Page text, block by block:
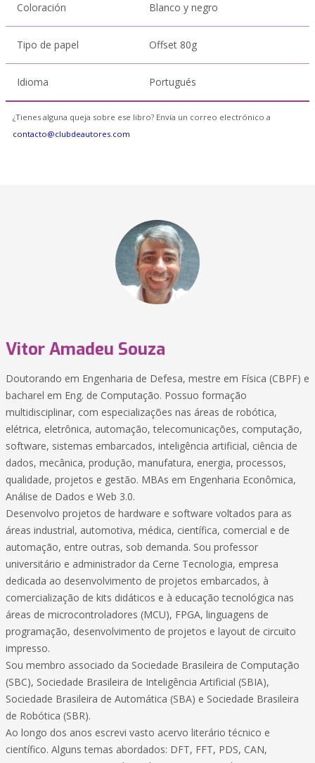
Coloración Blanco y negro
Tipo de papel Offset 80g
Idioma Portugués
¿Tienes alguna queja sobre ese libro? Envía un correo electrónico a
contacto@clubdeautores.com
Vitor Amadeu Souza
Doutorando em Engenharia de Defesa, mestre em Física (CBPF) e
bacharel em Eng. de Computação. Possuo formação
multidisciplinar, com especializações nas áreas de robótica,
elétrica, eletrônica, automação, telecomunicações, computação,
software, sistemas embarcados, inteligência artificial, ciência de
dados, mecânica, produção, manufatura, energia, processos,
qualidade, projetos e gestão. MBAs em Engenharia Econômica,
Análise de Dados e Web 3.0.
Desenvolvo projetos de hardware e software voltados para as
áreas industrial, automotiva, médica, científica, comercial e de
automação, entre outras, sob demanda. Sou professor
universitário e administrador da Cerne Tecnologia, empresa
dedicada ao desenvolvimento de projetos embarcados, à
comercialização de kits didáticos e à educação tecnológica nas
áreas de microcontroladores (MCU), FPGA, linguagens de
programação, desenvolvimento de projetos e layout de circuito
impresso.
Sou membro associado da Sociedade Brasileira de Computação
(SBC), Sociedade Brasileira de Inteligência Artificial (SBIA),
Sociedade Brasileira de Automática (SBA) e Sociedade Brasileira
de Robótica (SBR).
Ao longo dos anos escrevi vasto acervo literário técnico e
científico. Alguns temas abordados: DFT, FFT, PDS, CAN,